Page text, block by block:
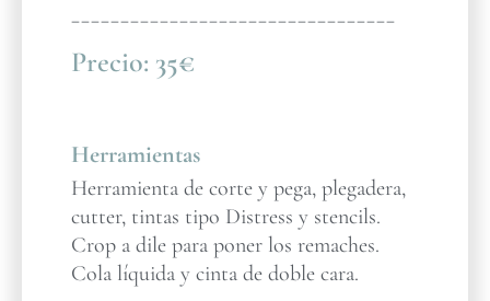
_________________________________
Precio: 35€
Herramientas
Herramienta de corte y pega, plegadera,
cutter, tintas tipo Distress y stencils.
Crop a dile para poner los remaches.
Cola líquida y cinta de doble cara.